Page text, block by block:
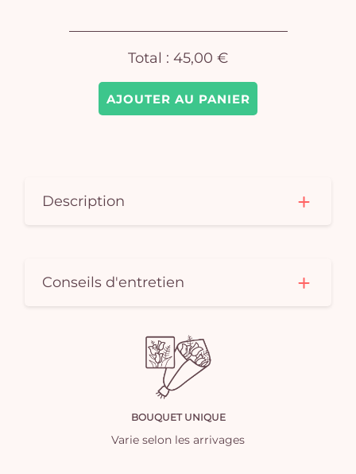
AJOUTER AU PANIER
Total : 45,00 €
Description
Conseils d'entretien
BOUQUET UNIQUE
Varie selon les arrivages